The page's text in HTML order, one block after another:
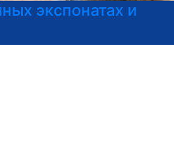
к вступительным